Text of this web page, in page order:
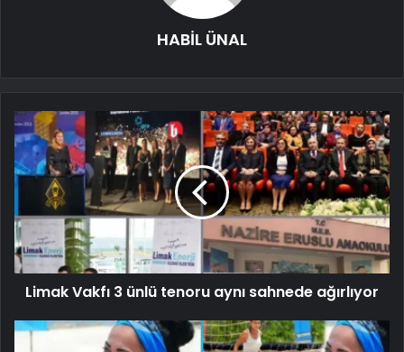
HABİL ÜNAL
Limak Vakfı 3 ünlü tenoru aynı sahnede ağırlıyor